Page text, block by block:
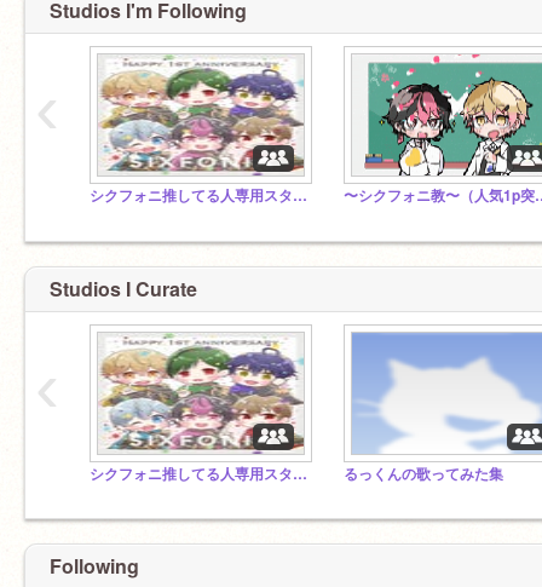
Studios I'm Following
シクフォニ推してる人専用スタジオ 〜シクフ
‹
Studios I Curate
シクフォニ推してる人専用スタジオ るっくんの歌ってみた集
‹
Following